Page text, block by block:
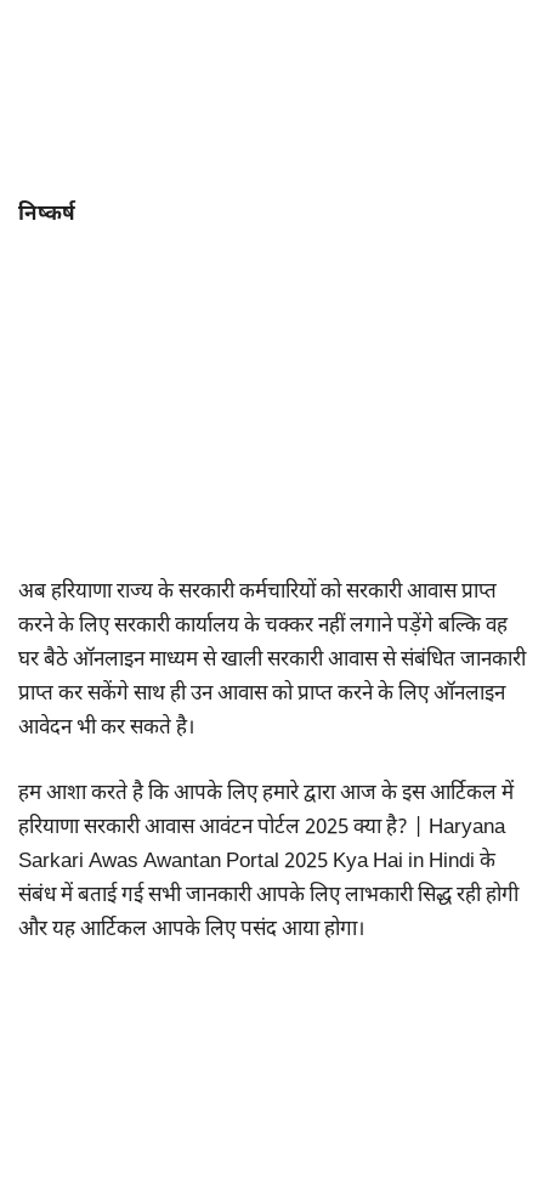
निष्कर्ष
अब हरियाणा राज्य के सरकारी कर्मचारियों को सरकारी आवास प्राप्त
करने के लिए सरकारी कार्यालय के चक्कर नहीं लगाने पड़ेंगे बल्कि वह
घर बैठे ऑनलाइन माध्यम से खाली सरकारी आवास से संबंधित जानकारी
प्राप्त कर सकेंगे साथ ही उन आवास को प्राप्त करने के लिए ऑनलाइन
आवेदन भी कर सकते है।
हम आशा करते है कि आपके लिए हमारे द्वारा आज के इस आर्टिकल में
हरियाणा सरकारी आवास आवंटन पोर्टल 2025 क्या है? | Haryana
Sarkari Awas Awantan Portal 2025 Kya Hai in Hindi के
संबंध में बताई गई सभी जानकारी आपके लिए लाभकारी सिद्ध रही होगी
और यह आर्टिकल आपके लिए पसंद आया होगा।